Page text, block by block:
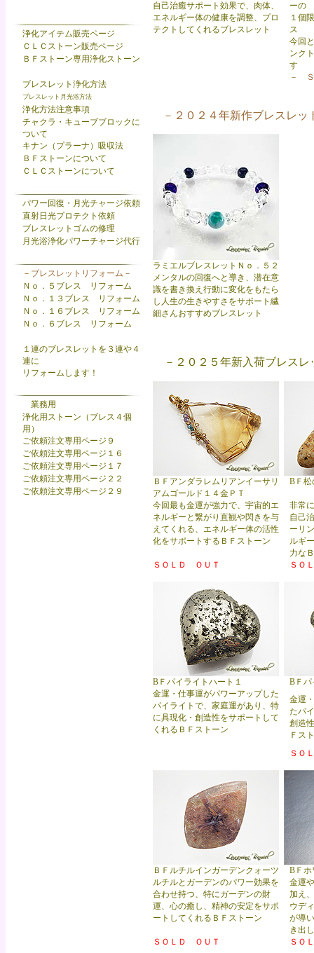
浄化アイテム販売ページ
ＣＬＣストーン販売ページ
ＢＦストーン専用浄化ストーン
ブレスレット浄化方法
ブレスレット月光浴方法
浄化方法注意事項
チャクラ・キューブブロックに
ついて
キナン（プラーナ）吸収法
ＢＦストーンについて
ＣＬＣストーンについて
パワー回復・月光チャージ依頼
直射日光プロテクト依頼
ブレスレットゴムの修理
月光浴浄化パワーチャージ代行
－ブレスレットリフォーム－
Ｎｏ．５ブレス リフォーム
Ｎｏ．１３ブレス リフォーム
Ｎｏ．１６ブレス リフォーム
Ｎｏ．６ブレス リフォーム
１連のブレスレットを３連や４
連に
リフォームします！
業務用
浄化用ストーン（ブレス４個
用）
ご依頼注文専用ページ９
ご依頼注文専用ページ１６
ご依頼注文専用ページ１７
ご依頼注文専用ページ２２
ご依頼注文専用ページ２９
自己治癒サポート効果で、肉体、
エネルギー体の健康を調整、プロ
テクト してくれるブレスレット
ーの
１個
ス
今回
ンク
す
－
－２０２４年新作ブレスレッ
ラミエルブレスレットＮｏ．５２
メンタルの回復へと導き、潜在意
識を書き換え行動に変化をもたら
し人生の生きやすさをサポート繊
細さんおすすめブレスレット
－２０２５年新入荷ブレスレ
ＢＦアンダラレムリアンイーサリ
アムゴールド１４金ＰＴ
BＦ松
今回最も金運が強力で、宇宙的エ
ネルギーと繋がり直観や閃きを与
えてくれる、エネルギー体の活性
化をサポートするＢＦストーン
非常
自己
ーリ
ルギ
力な
ＳＯＬＤ ＯＵＴ
ＳＯ
BＦパイライトハート１
BＦパ
金運・仕事運がパワーアップした
パイライトで、家庭運があり、特
に具現化・創造性をサポートして
くれるＢＦストーン
金運
たパ
創造
Ｆス
ＳＯ
ＢＦルチルインガーデンクォーツ
BＦホ
ルチルとガーデンのパワー効果を
合わせ持つ、特にガーデンの財
運、心の癒し、精神の安定をサポ
ートしてくれるＢＦストーン
金運
加え
ウデ
が導
き出
ＳＯＬＤ ＯＵＴ
ＳＯ